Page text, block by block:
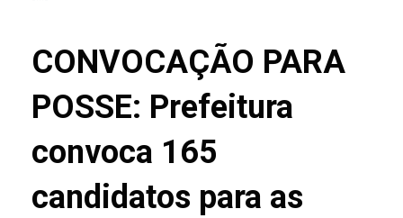
CONVOCAÇÃO PARA
POSSE: Prefeitura
convoca 165
candidatos para as